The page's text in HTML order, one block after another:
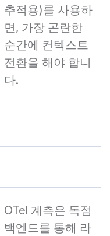
추적용)를 사용하
면, 가장 곤란한
순간에 컨텍스트
전환을 해야 합니
다.
OTel 계측은 독점
백엔드를 통해 라